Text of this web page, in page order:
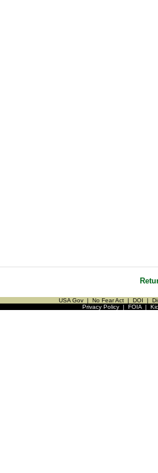
USA Gov | No Fear Act | DOI |
Privacy Policy| FOIA|